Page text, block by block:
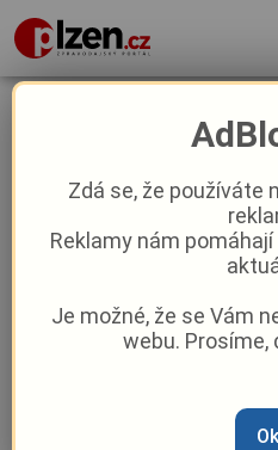
Dobrá zpráva pro
ambulance nově
Domažlicích
Aktuality Aktuálně Z kraje
Anna Raková –6. 1.|14:21
Zdá se, že používáte
Reklamy nám
Je možné, že se Vám
webu. Prosíme,
Ok